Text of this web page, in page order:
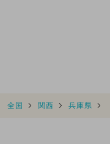
全国 関西 兵庫県